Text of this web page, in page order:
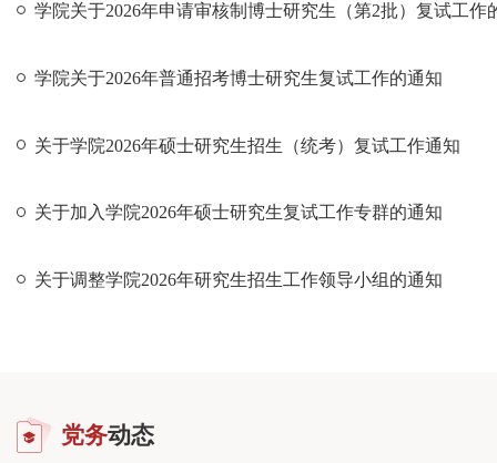
学院关于2026年申请审核制博士研究生（第2批）复试工作
学院关于2026年普通招考博士研究生复试工作的通知
关于学院2026年硕士研究生招生（统考）复试工作通知
关于加入学院2026年硕士研究生复试工作专群的通知
关于调整学院2026年研究生招生工作领导小组的通知
党务动态